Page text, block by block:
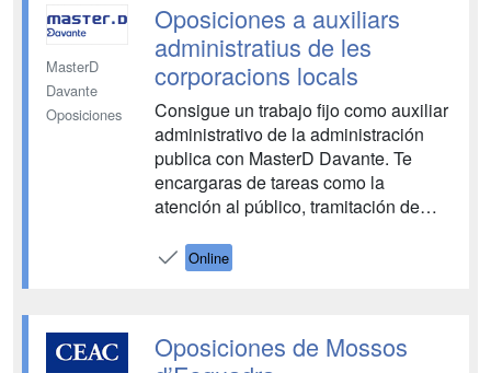
MasterD
Davante
Oposiciones
Oposiciones a auxiliars
administratius de les
corporacions locals
Consigue un trabajo fijo como auxiliar
administrativo de la administración
publica con MasterD Davante. Te
encargaras de tareas como la
atención al público, tramitación de
elementales entre otras. Además con
este curso tendrás acceso al curso de
Online
Oposiciones de Mossos